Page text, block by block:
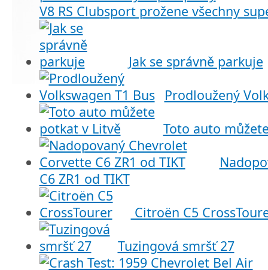
V8 RS Clubsport prožene všechny
Jak se správně parkuje
Prodloužený
Toto auto
C6 ZR1 od TIKT
Citroën C5
Tuzingová smršť 27